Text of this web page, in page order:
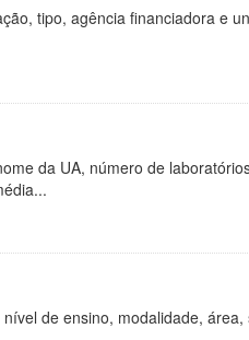
tipo, agência financiadora e
da UA, número de
de ensino, modalidade,